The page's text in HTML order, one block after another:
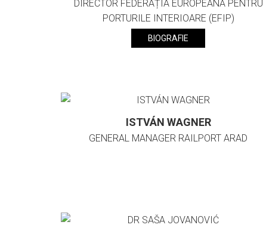
DIRECTOR FEDERAȚIA EUROPEANĂ PENTRU
PORTURILE INTERIOARE (EFIP)
BIOGRAFIE
ISTVÁN WAGNER
GENERAL MANAGER RAILPORT ARAD